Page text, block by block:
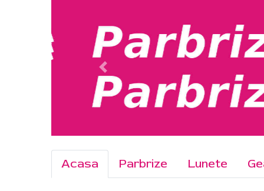
Acasa Parbrize Lunete